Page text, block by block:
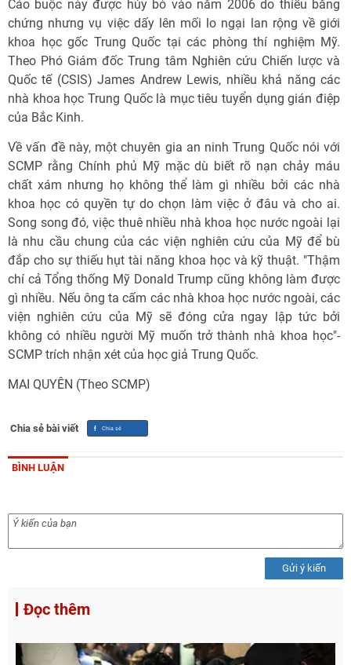
Cáo buộc này được hủy bỏ vào năm 2006 do thiếu bằng
chứng nhưng vụ việc dấy lên mối lo ngại lan rộng về giới
khoa học gốc Trung Quốc tại các phòng thí nghiệm Mỹ.
Theo Phó Giám đốc Trung tâm Nghiên cứu Chiến lược và
Quốc tế (CSIS) James Andrew Lewis, nhiều khả năng các
nhà khoa học Trung Quốc là mục tiêu tuyển dụng gián điệp
của Bắc Kinh.
Về vấn đề này, một chuyên gia an ninh Trung Quốc nói với
SCMP rằng Chính phủ Mỹ mặc dù biết rõ nạn chảy máu
chất xám nhưng họ không thể làm gì nhiều bởi các nhà
khoa học có quyền tự do chọn làm việc ở đâu và cho ai.
Song song đó, việc thuê nhiều nhà khoa học nước ngoài lại
là nhu cầu chung của các viện nghiên cứu của Mỹ để bù
đắp cho sự thiếu hụt tài năng khoa học và kỹ thuật. "Thậm
chí cả Tổng thống Mỹ Donald Trump cũng không làm được
gì nhiều. Nếu ông ta cấm các nhà khoa học nước ngoài, các
viện nghiên cứu của Mỹ sẽ đóng cửa ngay lập tức bởi
không có nhiều người Mỹ muốn trở thành nhà khoa học"-
SCMP trích nhận xét của học giả Trung Quốc.
MAI QUYÊN (Theo SCMP)
Chia sẻ bài viết
BÌNH LUẬN
Gửi ý kiến
Đọc thêm